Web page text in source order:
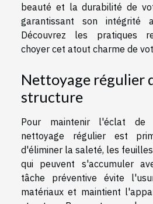
beauté et la durabilité de
garantissant son intégrité
Découvrez les pratiques
choyer cet atout charme de
Nettoyage régulier
structure
Pour maintenir l'éclat de
nettoyage régulier est
d'éliminer la saleté, les
qui peuvent s'accumuler
tâche préventive évite
matériaux et maintient